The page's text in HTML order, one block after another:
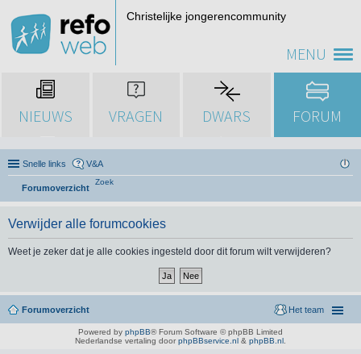
MENU
Christelijke jongerencommunity
NIEUWS VRAGEN DWARS FORUM
Snelle links V&A
Forumoverzicht
Zoek
Verwijder alle forumcookies
Weet je zeker dat je alle cookies ingesteld door dit forum wilt verwijderen?
Forumoverzicht Het team
Powered by phpBB® Forum Software © phpBB Limited
Nederlandse vertaling door phpBBservice.nl & phpBB.nl